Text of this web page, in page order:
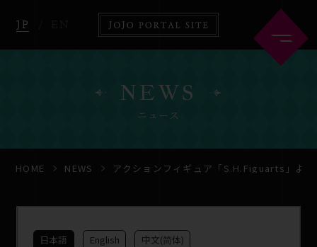
JP
HOME ABOUT
NEWS
ニュース
HOME NEWS アクションフィギュア「S.H.Figuarts」よ
日本語 English 中文(简体)